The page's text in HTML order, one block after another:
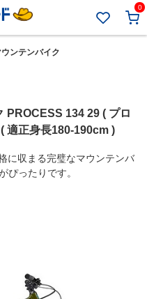
0
ウンテンバイク
PROCESS 134 29 ( プロ
適正身長180-190cm )
に収まる完璧なマウンテンバ
ぴったりです。